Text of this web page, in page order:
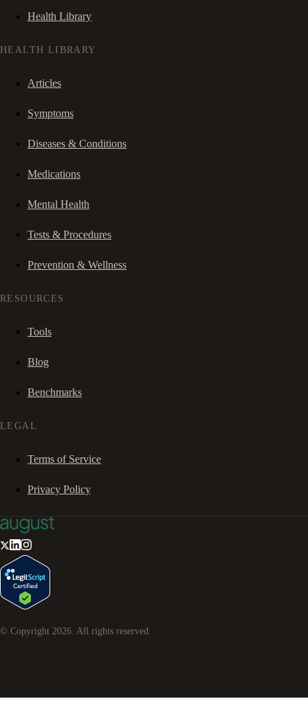
Health Library
HEALTH LIBRARY
Articles
Symptoms
Diseases & Conditions
Medications
Mental Health
Tests & Procedures
Prevention & Wellness
RESOURCES
Tools
Blog
Benchmarks
LEGAL
Terms of Service
Privacy Policy
© Copyright 2026 . All rights reserved.